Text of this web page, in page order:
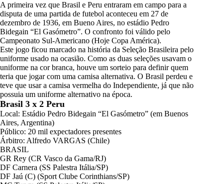
A primeira vez que Brasil e Peru entraram em campo para a
disputa de uma partida de futebol aconteceu em 27 de
dezembro de 1936, em Bueno Aires, no estádio Pedro
Bidegain “El Gasómetro”. O confronto foi válido pelo
Campeonato Sul-Americano (Hoje Copa América).
Este jogo ficou marcado na história da Seleção Brasileira pelo
uniforme usado na ocasião. Como as duas seleções usavam o
uniforme na cor branca, houve um sorteio para definir quem
teria que jogar com uma camisa alternativa. O Brasil perdeu e
teve que usar a camisa vermelha do Independiente, já que não
possuia um uniforme alternativo na época.
Brasil 3 x 2 Peru
Local: Estádio Pedro Bidegain “El Gasómetro” (em Buenos
Aires, Argentina)
Público: 20 mil expectadores presentes
Árbitro: Alfredo VARGAS (Chile)
BRASIL
GR Rey (CR Vasco da Gama/RJ)
DF Carnera (SS Palestra Itália/SP)
DF Jaú (C) (Sport Clube Corinthians/SP)